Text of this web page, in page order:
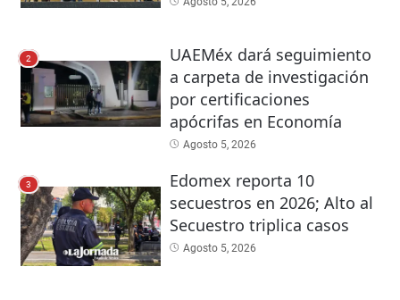
2
UAEMéx dará seguimiento
a carpeta de investigación
por certificaciones
apócrifas en Economía
Agosto 5, 2026
3
Edomex reporta 10
secuestros en 2026; Alto al
Secuestro triplica casos
Agosto 5, 2026